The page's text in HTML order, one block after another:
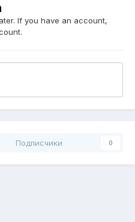
If you have an account,
Подписчики 0